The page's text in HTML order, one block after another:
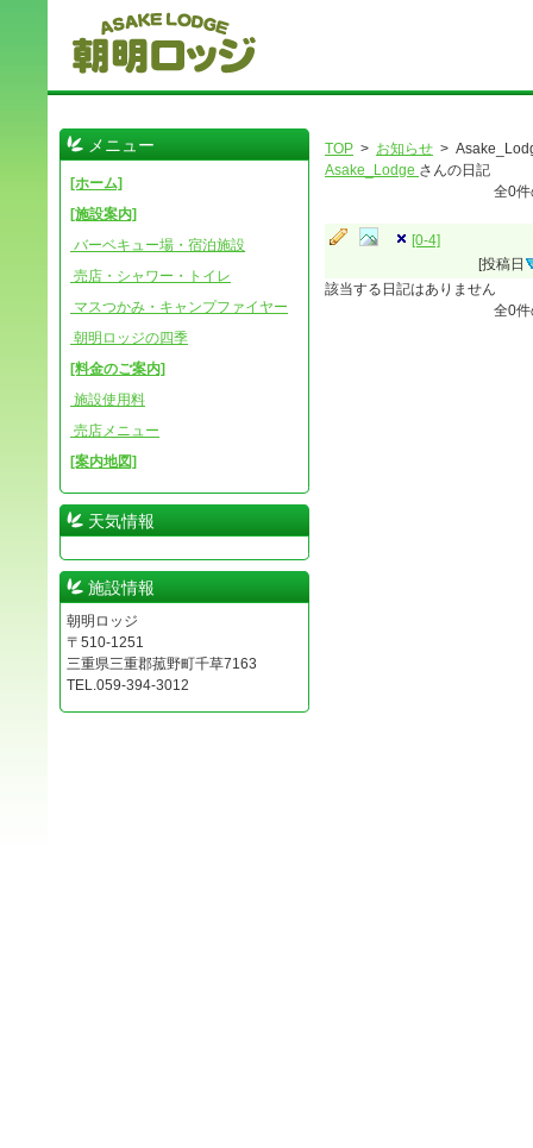
TOP > お知らせ >
Asake_Lodge さんの日記
全0件
[0-4]
[投稿日
該当する日記はありません
全0件
メニュー
[ホーム]
[施設案内]
バーベキュー場・宿泊施設
売店・シャワー・トイレ
マスつかみ・キャンプファイヤー
朝明ロッジの四季
[料金のご案内]
施設使用料
売店メニュー
[案内地図]
天気情報
施設情報
朝明ロッジ
〒510-1251
三重県三重郡菰野町千草7163
TEL.059-394-3012